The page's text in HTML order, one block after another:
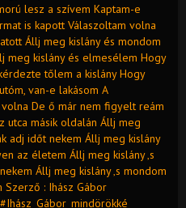
lesz a szívem Kaptam-e
is kapott Válaszoltam volna
Állj meg kislány és mondom
meg kislány és elmesélem Hogy
tőlem a kislány Hogy
van-e lakásom A
De ő már nem figyelt reám
utca másik oldalán Állj meg
adj időt nekem Állj meg kislány
az életem Állj meg kislány ‚s
Állj meg kislány ‚s mondom
: Ihász Gábor